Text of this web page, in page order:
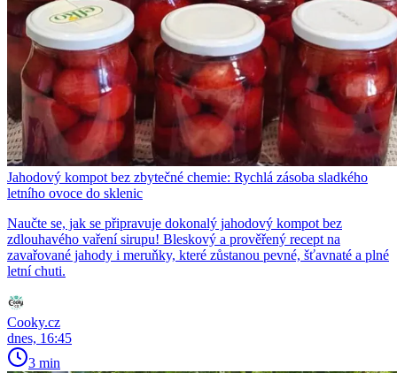
Jahodový kompot bez zbytečné chemie: Rychlá zásoba sladkého
letního ovoce do sklenic
Naučte se, jak se připravuje dokonalý jahodový kompot bez
zdlouhavého vaření sirupu! Bleskový a prověřený recept na
zavařované jahody i meruňky, které zůstanou pevné, šťavnaté a plné
letní chuti.
Cooky.cz
dnes, 16:45
3 min